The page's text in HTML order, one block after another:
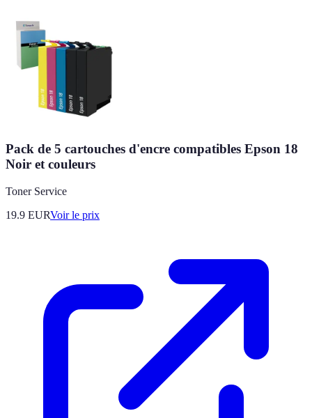
Pack de 5 cartouches d'encre compatibles Epson 18
Noir et couleurs
Toner Service
19.9 EURVoir le prix